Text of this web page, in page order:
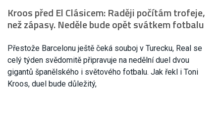
Kroos před El Clásicem: Raději počítám trofeje,
než zápasy. Neděle bude opět svátkem fotbalu
Přestože Barcelonu ještě čeká souboj v Turecku, Real se
celý týden svědomitě připravuje na nedělní duel dvou
gigantů španělského i světového fotbalu. Jak řekl i Toni
Kroos, duel bude důležitý,